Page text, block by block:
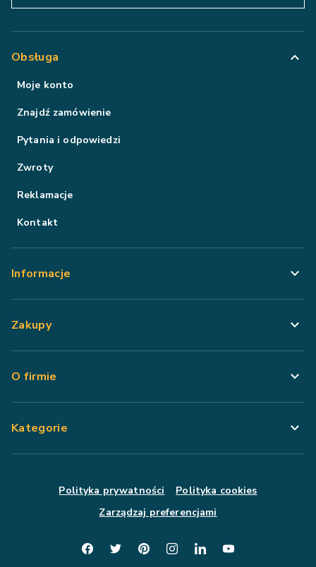
Obsługa
Moje konto
Znajdź zamówienie
Pytania i odpowiedzi
Zwroty
Reklamacje
Kontakt
Informacje
Zakupy
O firmie
Kategorie
Polityka prywatności
Polityka cookies
Zarządzaj preferencjami